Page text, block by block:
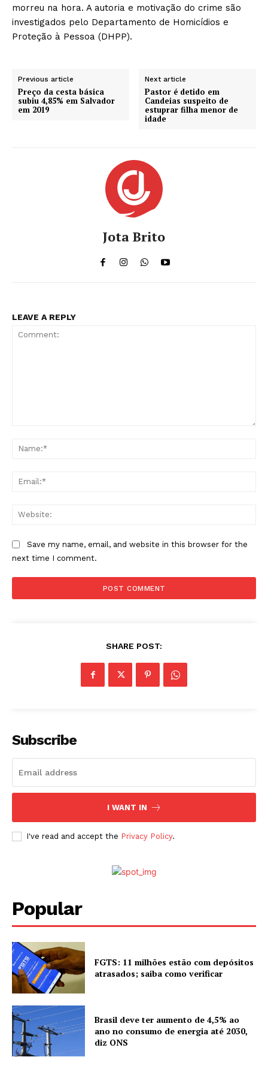
morreu na hora. A autoria e motivação do crime são
investigados pelo Departamento de Homicídios e
Proteção à Pessoa (DHPP).
Previous article
Preço da cesta básica
subiu 4,85% em Salvador
em 2019
Next article
Pastor é detido em
Candeias suspeito de
estuprar filha menor de
idade
Jota Brito
LEAVE A REPLY
Save my name, email, and website in this browser for the
next time I comment.
SHARE POST:
Subscribe
I WANT IN
I've read and accept the Privacy Policy.
Popular
FGTS: 11 milhões estão com depósitos
atrasados; saiba como verificar
Brasil deve ter aumento de 4,5% ao
ano no consumo de energia até 2030,
diz ONS